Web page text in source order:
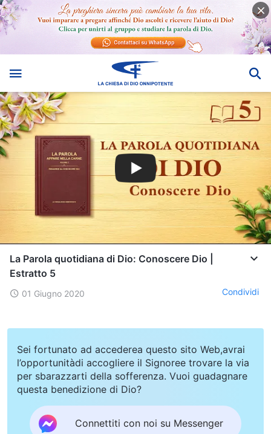
La Parola quotidiana di Dio: Conoscere Dio |
Estratto 5
01 Giugno 2020 Condividi
Sei fortunato ad accederea questo sito Web,avrai
l’opportunitàdi accogliere il Signoree trovare la via
per sbarazzarti della sofferenza. Vuoi guadagnare
questa benedizione di Dio?
Connettiti con noi su Messenger